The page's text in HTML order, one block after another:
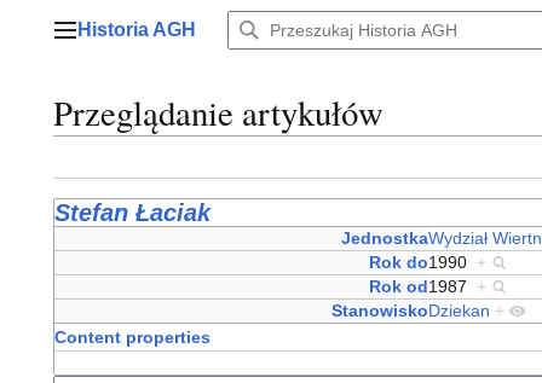
Menu główne
Historia AGH
Przeglądanie artykułów
Stefan Łaciak
JednostkaWydział
Rok do1990 +
Rok od1987
+
StanowiskoDziekan +
Content properties